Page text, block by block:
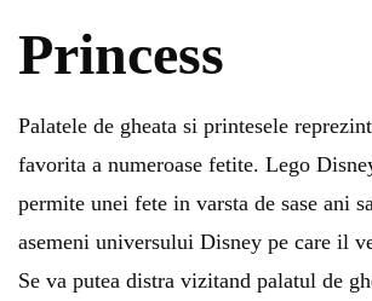
Princess
Palatele de gheata si printesele
favorita a numeroase fetite. Lego
permite unei fete in varsta de sase ani
asemeni universului Disney pe care il
Se va putea distra vizitand palatul de